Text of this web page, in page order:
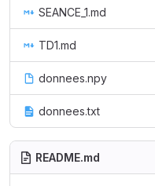
SEANCE_1.md
TD1.md
donnees.npy
donnees.txt
README.md